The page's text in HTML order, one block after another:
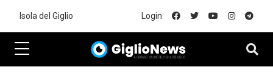
Isola del Giglio Login